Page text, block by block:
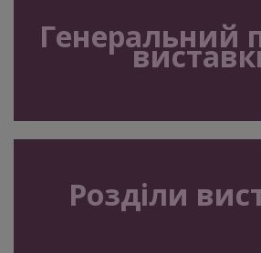
Генеральний
Розділи